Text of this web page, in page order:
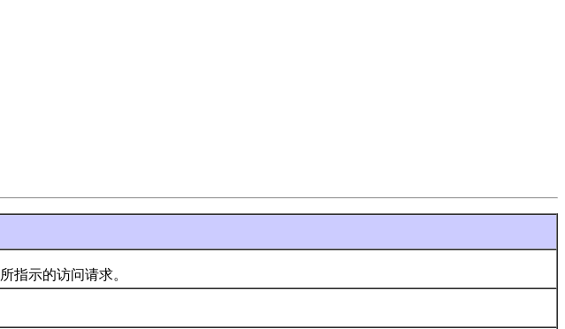
指示的访问请求。